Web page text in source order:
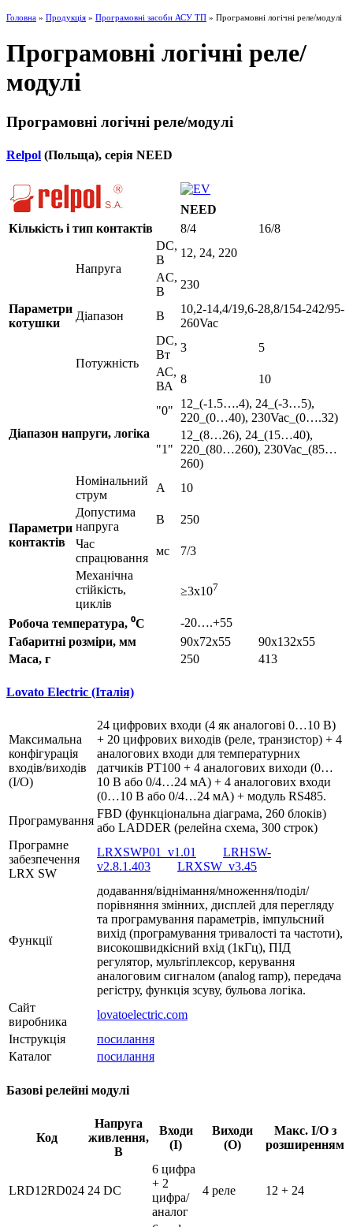
Головна » Продукція » Програмовні засоби АСУ ТП » Програмовні логічні реле/модулі
Програмовні логічні реле/
модулі
Програмовні логічні реле/модулі
Relpol (Польща), серія NEED
NEED
Кількість і тип контактів
8/4 16/8
Параметри
котушки
Напруга
DC,
B
12, 24, 220
AC,
B
230
Діапазон В
10,2-14,4/19,6-28,8/154-242/95-
260Vac
Потужність
DC,
Вт
3
5
АС,
ВА
8 10
Діапазон напруги, логіка
"0"
12_(-1.5….4), 24_(-3…5),
220_(0…40), 230Vac_(0….32)
"1"
12_(8…26), 24_(15…40),
220_(80…260), 230Vac_(85…
260)
Параметри
контактів
Номінальний
струм
А
10
Допустима
напруга
В
250
Час
спрацювання
мс
7/3
Механічна
стійкість,
циклів
≥3x107
Робоча температура, ⁰С
-20….+55
Габаритні розміри, мм
90x72x55
90x132x55
Маса, г
250 413
Lovato Electric (Італія)
Максимальна
конфігурація
входів/виходів
(І/О)
24 цифрових входи (4 як аналогові 0…10 В)
+ 20 цифрових виходів (реле, транзистор) + 4
аналогових входи для температурних
датчиків PT100 + 4 аналогових виходи (0…
10 В або 0/4…24 мА) + 4 аналогових входи
(0…10 В або 0/4…24 мА) + модуль RS485.
Програмування
FBD (функціональна діаграма, 260 блоків)
або LADDER (релейна схема, 300 строк)
Програмне
забезпечення
LRX SW
LRXSWP01_v1.01
LRHSW-
v2.8.1.403
LRXSW_v3.45
Функції
додавання/віднімання/множення/поділ/
порівняння змінних, дисплей для перегляду
та програмування параметрів, імпульсний
вихід (програмування тривалості та частоти),
високошвидкісний вхід (1кГц), ПІД
регулятор, мультіплексор, керування
аналоговим сигналом (analog ramp), передача
регістру, функція зсуву, бульова логіка.
Сайт
виробника
lovatoelectric.com
Інструкція
посилання
Каталог
посилання
Базові релейні модулі
Код
Напруга
живлення,
В
Входи
(І)
Виходи
(О)
Макс. І/О з
розширенням
LRD12RD024 24 DC
6 цифра
+ 2
цифра/
аналог
4 реле 12 + 24